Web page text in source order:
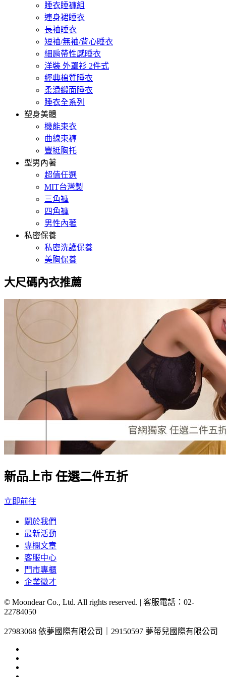
睡衣睡褲組
連身裙睡衣
長袖睡衣
短袖/無袖/背心睡衣
細肩帶性感睡衣
洋裝 外罩衫 2件式
經典棉質睡衣
柔滑緞面睡衣
睡衣全系列
塑身美體
機能束衣
曲線束褲
豐挺胸托
型男內著
超值任選
MIT台灣製
三角褲
四角褲
男性內著
私密保養
私密洗護保養
美胸保養
大尺碼內衣推薦
新品上市 任選二件五折
立即前往
關於我們
最新活動
專欄文章
客服中心
門市專櫃
企業徵才
© Moondear Co., Ltd. All rights reserved. | 客服電話： 02-
22784050
27983068 依夢國際有限公司｜29150597 夢蒂兒國際有限公司